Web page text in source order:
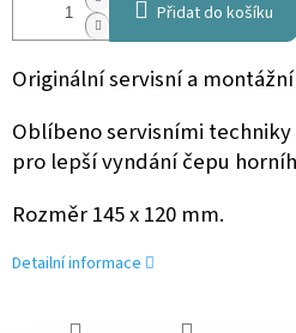
Přidat do košíku
Originální servisní a
Oblíbeno servisními
pro lepší vyndání čepu
Rozměr 145 x 120 mm.
Detailní informace